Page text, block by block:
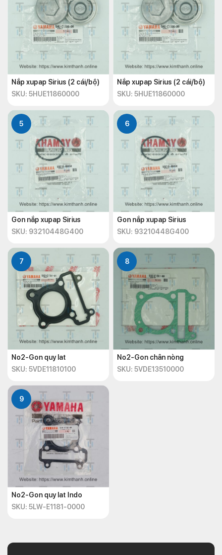
Nắp xupap Sirius (2 cái/bộ)
SKU: 5HUE11860000
Nắp xupap Sirius (2 cái/bộ)
SKU: 5HUE11860000
5
Gon nắp xupap Sirius
SKU: 93210448G400
6
Gon nắp xupap Sirius
SKU: 93210448G400
7
No2-Gon quy lat
SKU: 5VDE11810100
8
No2-Gon chân nòng
SKU: 5VDE13510000
9
No2-Gon quy lat Indo
SKU: 5LW-E1181-0000